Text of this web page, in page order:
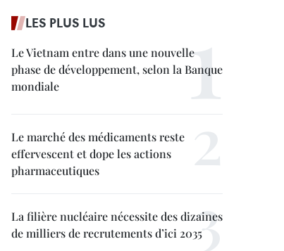
LES PLUS LUS
Le Vietnam entre dans une nouvelle
phase de développement, selon la Banque
mondiale
Le marché des médicaments reste
effervescent et dope les actions
pharmaceutiques
La filière nucléaire nécessite des dizaines
de milliers de recrutements d’ici 2035